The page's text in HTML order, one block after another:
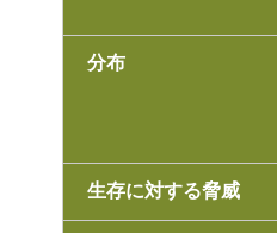
分布
生存に対する脅威